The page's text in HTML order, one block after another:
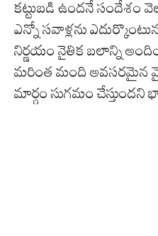
కట్టుబడి ఉందనే సందేశం
ఎన్నో సవాళ్లను
నిర్ణయం నైతిక బలాన్ని
మరింత మంది అవసరమైన
మార్గం సుగమం చేస్తుందని